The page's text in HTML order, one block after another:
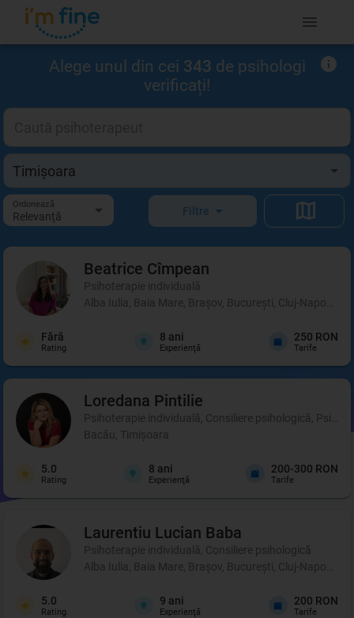
Alege unul din cei 343 de psihologi
verificați!
Ordonează
Relevanţă Filtre
Beatrice Cîmpean
Psihoterapie individuală
Alba Iulia, Baia Mare, Brașov, București, Cluj-Napoca,
Fără
Rating
8 ani
Experienţă
250 RON
Tarife
Loredana Pintilie
Psihoterapie individuală, Consiliere psihologică,
Bacău, Timișoara
5.0
Rating
8 ani
Experienţă
200-300 RON
Tarife
Laurentiu Lucian Baba
Psihoterapie individuală, Consiliere psihologică
Alba Iulia, Baia Mare, Brașov, București, Cluj-Napoca,
5.0
Rating
9 ani
Experienţă
200 RON
Tarife